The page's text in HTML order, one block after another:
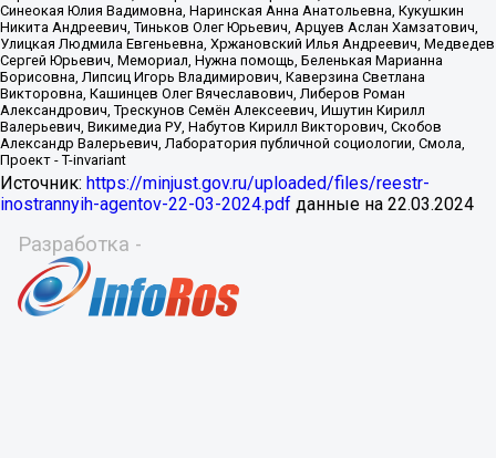
Источник: https://minjust.gov.ru/uploaded/files/reestr-
inostrannyih-agentov-22-03-2024.pdf данные на 22.03.2024
Разработка -